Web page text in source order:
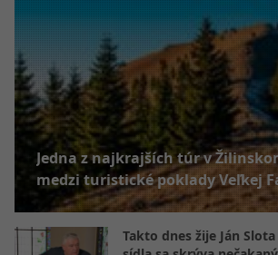
Jedna z najkrajších túr v
medzi turistické poklady Veľkej
Takto dnes žije Ján